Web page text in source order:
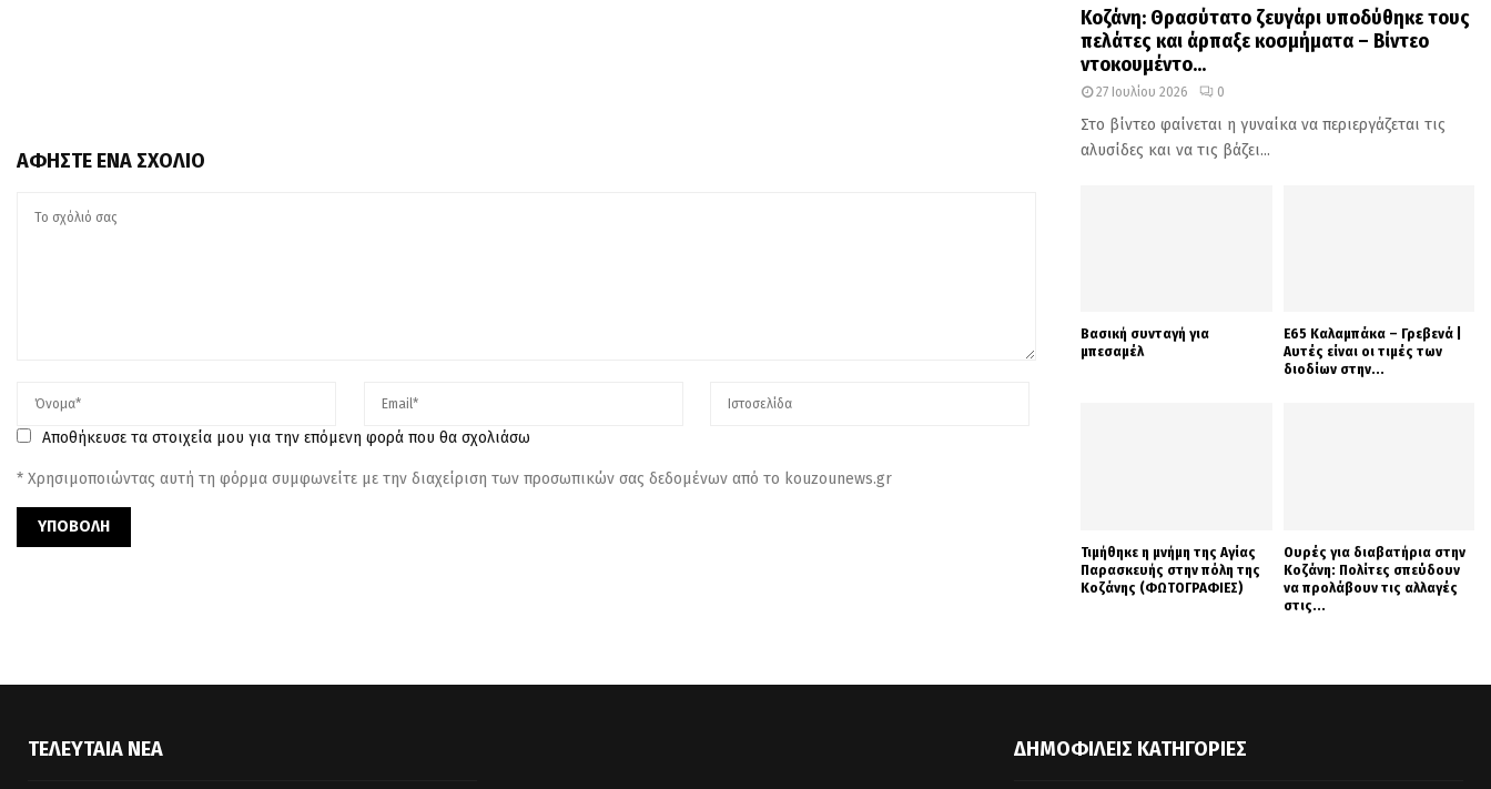
ΑΦΉΣΤΕ ΈΝΑ ΣΧΌΛΙΟ
Αποθήκευσε τα στοιχεία μου για την επόμενη φορά που θα σχολιάσω
* Χρησιμοποιώντας αυτή τη φόρμα συμφωνείτε με την διαχείριση των προσωπικών σας δεδομένων από το kouzounews.gr
Κοζάνη: Θρασύτατο ζευγάρι υποδύθηκε τους
πελάτες και άρπαξε κοσμήματα – Βίντεο
ντοκουμέντο...
27 Ιουλίου 2026 0
Στο βίντεο φαίνεται η γυναίκα να περιεργάζεται τις
αλυσίδες και να τις βάζει...
Βασική συνταγή για
μπεσαμέλ
Ε65 Καλαμπάκα – Γρεβενά |
Αυτές είναι οι τιμές των
διοδίων στην...
Τιμήθηκε η μνήμη της Αγίας
Παρασκευής στην πόλη της
Κοζάνης (ΦΩΤΟΓΡΑΦΙΕΣ)
Ουρές για διαβατήρια στην
Κοζάνη: Πολίτες σπεύδουν
να προλάβουν τις αλλαγές
στις...
ΤΕΛΕΥΤΑΊΑ ΝΈΑ ΔΗΜΟΦΙΛΕΊΣ ΚΑΤΗΓΟΡΊΕΣ